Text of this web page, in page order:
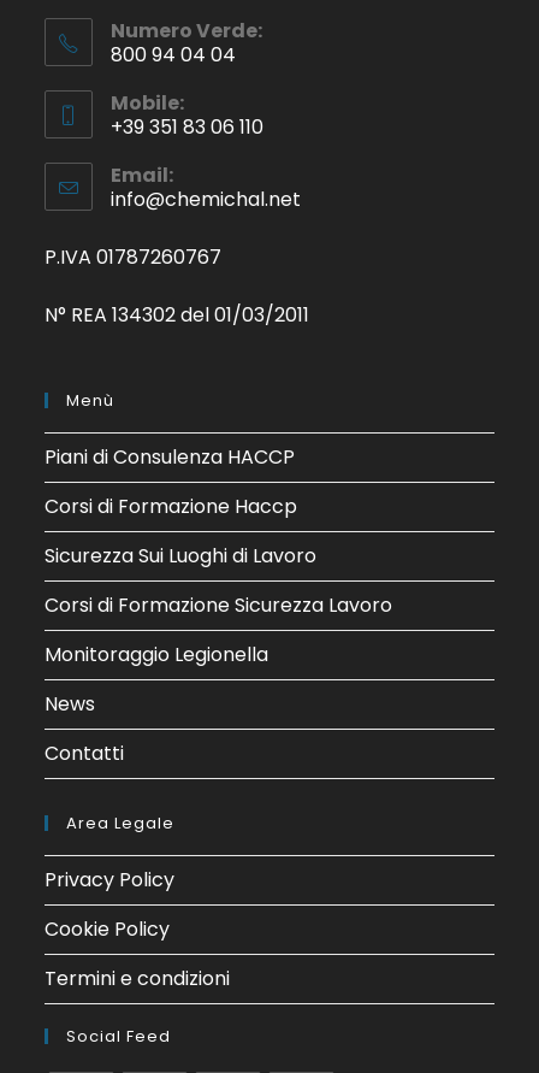
Numero Verde:
800 94 04 04
Mobile:
+39 351 83 06 110
Email:
info@chemichal.net
P.IVA 01787260767
N° REA 134302 del 01/03/2011
Menù
Piani di Consulenza HACCP
Corsi di Formazione Haccp
Sicurezza Sui Luoghi di Lavoro
Corsi di Formazione Sicurezza Lavoro
Monitoraggio Legionella
News
Contatti
Area Legale
Privacy Policy
Cookie Policy
Termini e condizioni
Social Feed